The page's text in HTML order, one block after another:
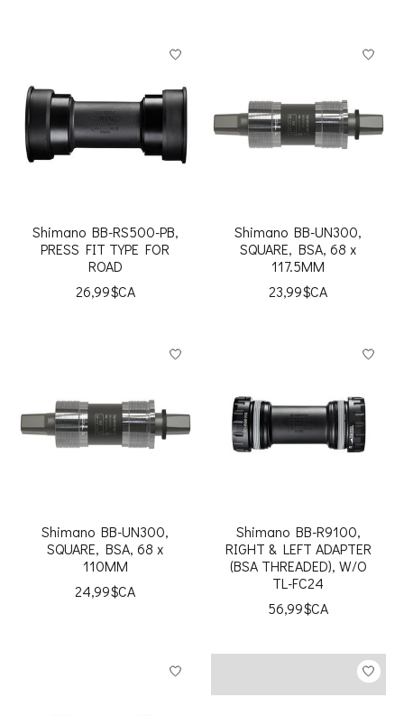
Shimano BB-RS500-PB,
PRESS FIT TYPE FOR
ROAD
26,99$CA
Shimano BB-UN300,
SQUARE, BSA, 68 x
117.5MM
23,99$CA
Shimano BB-UN300,
SQUARE, BSA, 68 x
110MM
24,99$CA
Shimano BB-R9100,
RIGHT & LEFT ADAPTER
(BSA THREADED), W/O
TL-FC24
56,99$CA